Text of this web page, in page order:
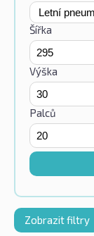
Šířka
Výška
Palců
Zobrazit filtry